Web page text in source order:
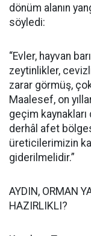
dönüm alanın
söyledi:
“Evler, hayvan
zeytinlikler,
zarar görmüş,
Maalesef, on
geçim
derhâl afet
üreticilerimizin
giderilmelidir.”
AYDIN, ORMAN
HAZIRLIKLI?